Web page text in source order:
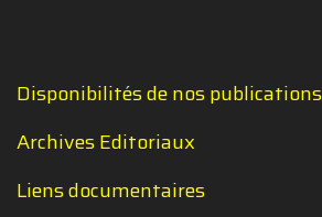
Disponibilités de nos publications
Archives Editoriaux
Liens documentaires